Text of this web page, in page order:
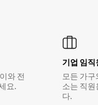
와 전
요.
기업 임
모든 가
소는 직원
다.